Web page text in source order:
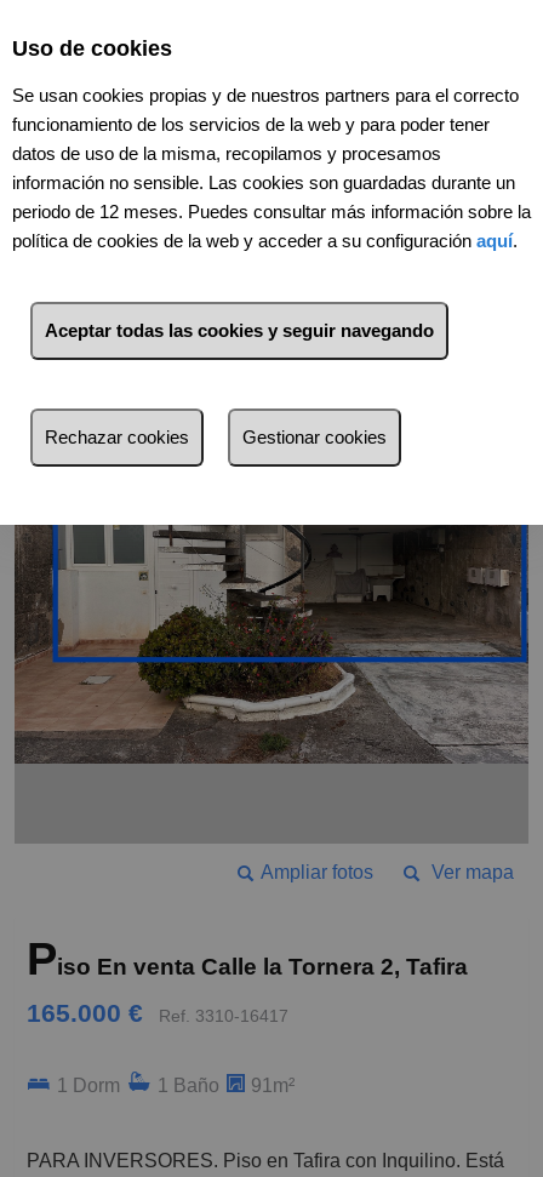
Volver
Ver mapa
Ampliar fotos
Piso En venta Calle la Tornera 2, Tafira
165.000 € Ref. 3310-16417
1 Dorm 1 Baño 91m²
PARA INVERSORES. Piso en Tafira con Inquilino. Está
Uso de cookies
Se usan cookies propias y de nuestros partners para el correcto
funcionamiento de los servicios de la web y para poder tener
datos de uso de la misma, recopilamos y procesamos
información no sensible. Las cookies son guardadas durante un
periodo de 12 meses. Puedes consultar más información sobre la
política de cookies de la web y acceder a su configuración aquí.
Aceptar todas las cookies y seguir navegando
Rechazar cookies Gestionar cookies